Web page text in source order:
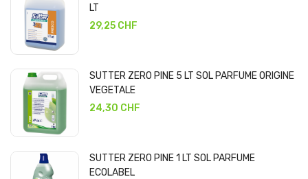
LT
29,25 CHF
SUTTER ZERO PINE 5 LT SOL PARFUME ORIGINE
VEGETALE
24,30 CHF
SUTTER ZERO PINE 1 LT SOL PARFUME
ECOLABEL